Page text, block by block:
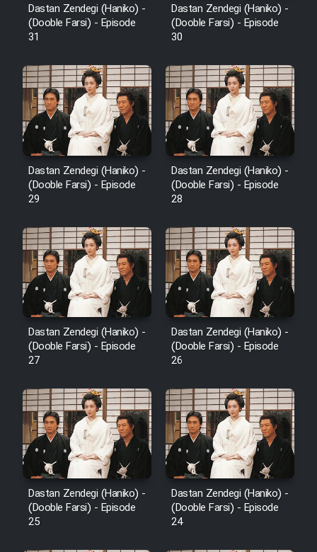
Film Shire Talayi (Dooble
Farsi)
Jahanami (Dooble Farsi)
Film Dastbord Be Bank (Dooble
Farsi)
Film Alpagoor (Dooble Farsi)
Film Herfeyi (Dooble Farsi)
Mostanad Margbartarin
Heyvanat Donya - Dooble Farsi
Film Toofangar (Dooble Farsi)
Film Velgarde Vahshi (Dooble
Farsi)
Dastan Zendegi (Haniko) -
(Dooble Farsi) - Episode
31
Dastan Zendegi (Haniko) -
(Dooble Farsi) - Episode
30
Dastan Zendegi (Haniko) -
(Dooble Farsi) - Episode
29
Dastan Zendegi (Haniko) -
(Dooble Farsi) - Episode
28
Dastan Zendegi (Haniko) -
(Dooble Farsi) - Episode
27
Dastan Zendegi (Haniko) -
(Dooble Farsi) - Episode
26
Dastan Zendegi (Haniko) -
(Dooble Farsi) - Episode
25
Dastan Zendegi (Haniko) -
(Dooble Farsi) - Episode
24